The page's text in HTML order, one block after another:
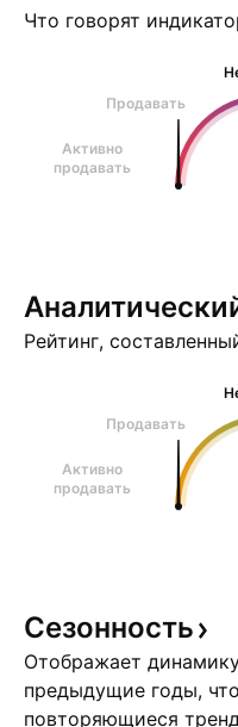
Что говорят
Продавать
Активно
продавать
Рейтинг,
Продавать
Активно
продавать
Сезонность
Отображает
предыдущие годы,
повторяющиеся